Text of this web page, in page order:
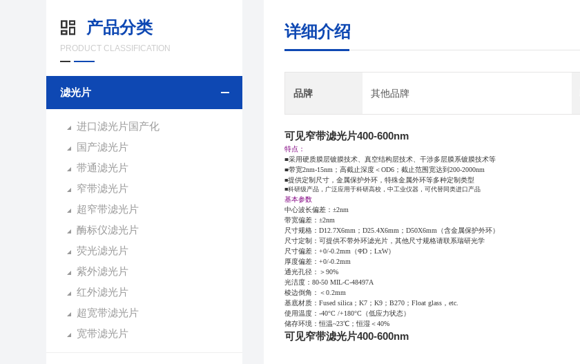
产品分类
PRODUCT CLASSIFICATION
滤光片
进口滤光片国产化
国产滤光片
带通滤光片
窄带滤光片
超窄带滤光片
酶标仪滤光片
荧光滤光片
紫外滤光片
红外滤光片
超宽带滤光片
宽带滤光片
详细介绍
品牌 其他品牌
可见窄带滤光片400-600nm
特点：
■采用硬质膜层镀膜技术、真空结构层技术、干涉多层膜系镀膜技术等
■带宽2nm-15nm；高截止深度＜OD6；截止范围宽达到200-2000nm
■提供定制尺寸，金属保护外环，特殊金属外环等多种定制类型
■科研级产品，广泛应用于科研高校，中工业仪器，可代替同类进口产品
基本参数
中心波长偏差：±2nm
带宽偏差：±2nm
尺寸规格：D12.7X6mm；D25.4X6mm；D50X6mm（含金属保护外环）
尺寸定制：可提供不带外环滤光片，其他尺寸规格请联系瑞研光学
尺寸偏差：+0/-0.2mm（ΦD；LxW）
厚度偏差：+0/-0.2mm
通光孔径：＞90%
光洁度：80-50 MIL-C-48497A
棱边倒角：＜0.2mm
基底材质：Fused silica；K7；K9；B270；Float glass，etc.
使用温度：-40°C /+180°C（低应力状态）
储存环境：恒温~23℃；恒湿＜40%
可见窄带滤光片400-600nm